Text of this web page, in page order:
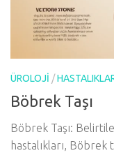
ÜROLOJI /
Böbrek Taşı
Böbrek Taşı:
hastalıkları,